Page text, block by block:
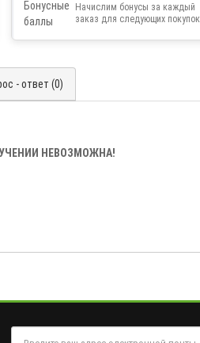
Начислим бонусы за каждый
заказ для следующих покупок.
- ответ (0)
НЕВОЗМОЖНА!